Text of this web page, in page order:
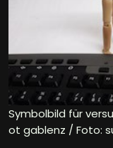
Symbolbild für
ot gablenz / Foto: